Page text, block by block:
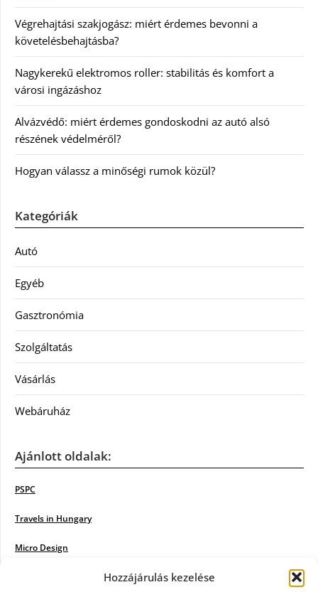
Hozzájárulás kezelése
Végrehajtási szakjogász: miért érdemes bevonni a
követelésbehajtásba?
Nagykerekű elektromos roller: stabilitás és komfort a
városi ingázáshoz
Alvázvédő: miért érdemes gondoskodni az autó alsó
részének védelméről?
Hogyan válassz a minőségi rumok közül?
Kategóriák
Autó
Egyéb
Gasztronómia
Szolgáltatás
Vásárlás
Webáruház
Ajánlott oldalak:
PSPC
Travels in Hungary
Micro Design